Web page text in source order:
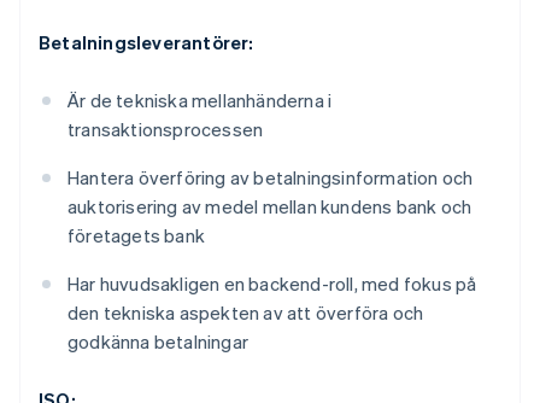
Betalningsleverantörer:
Är de tekniska mellanhänderna i
transaktionsprocessen
Hantera överföring av betalningsinformation och
auktorisering av medel mellan kundens bank och
företagets bank
Har huvudsakligen en backend-roll, med fokus på
den tekniska aspekten av att överföra och
godkänna betalningar